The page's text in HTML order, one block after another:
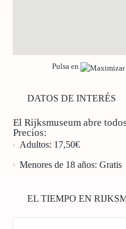
Pulsa en
DATOS DE INTERÉS
El Rijksmuseum abre
Precios:
Adultos: 17,50€
Menores de 18 años: Gratis
EL TIEMPO EN